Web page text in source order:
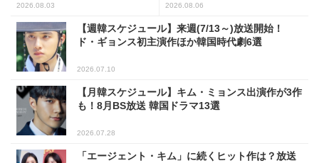
2026.08.03 2026.08.06
【週韓スケジュール】来週(7/13～)放送開始！
ド・ギョンス初主演作ほか韓国時代劇6選
2026.07.10
【月韓スケジュール】キム・ミョンス出演作が3作
も！8月BS放送 韓国ドラマ13選
2026.07.28
「エージェント・キム」に続くヒット作は？放送